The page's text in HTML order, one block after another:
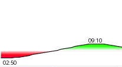
09:10
02:50